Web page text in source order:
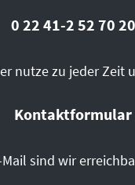
0 22 41-2 52 70 20
nutze zu jeder Zeit
Kontaktformular
Mail sind wir